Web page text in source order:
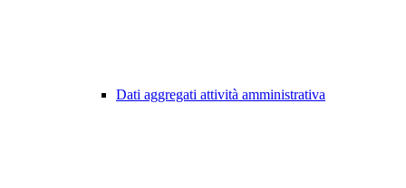
Dati aggregati attività amministrativa